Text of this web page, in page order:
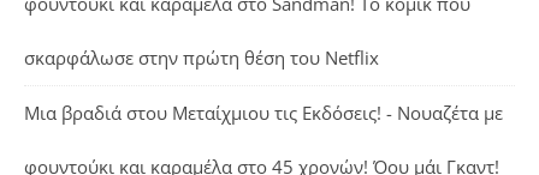
σκαρφάλωσε στην πρώτη θέση του Netflix
Μια βραδιά στου Μεταίχμιου τις Εκδόσεις! - Νουαζέτα με
φουντούκι και καραμέλα στο 45 χρονών! Όου μάι Γκαντ!